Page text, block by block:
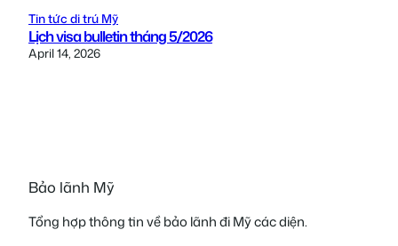
Tin tức di trú Mỹ
Lịch visa bulletin tháng 5/2026
April 14, 2026
Bảo lãnh Mỹ
Tổng hợp thông tin về bảo lãnh đi Mỹ các diện.